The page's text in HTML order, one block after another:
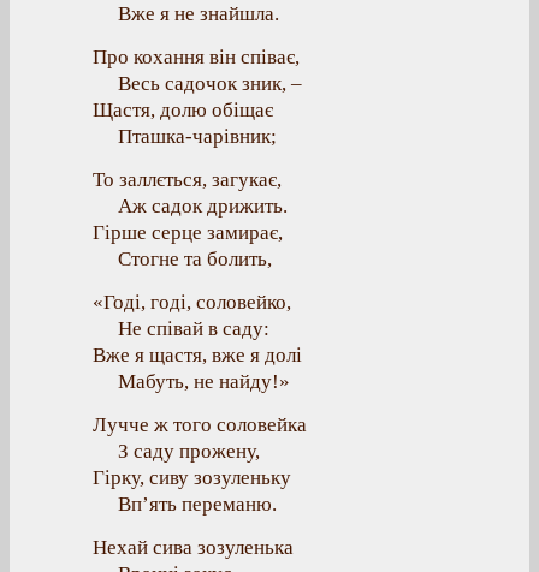
Вже я не знайшла.
Про кохання він співає,
Весь садочок зник, –
Щастя, долю обіщає
Пташка-чарівник;
То заллється, загукає,
Аж садок дрижить.
Гірше серце замирає,
Стогне та болить,
«Годі, годі, соловейко,
Не співай в саду:
Вже я щастя, вже я долі
Мабуть, не найду!»
Лучче ж того соловейка
З саду прожену,
Гірку, сиву зозуленьку
Вп’ять переманю.
Нехай сива зозуленька